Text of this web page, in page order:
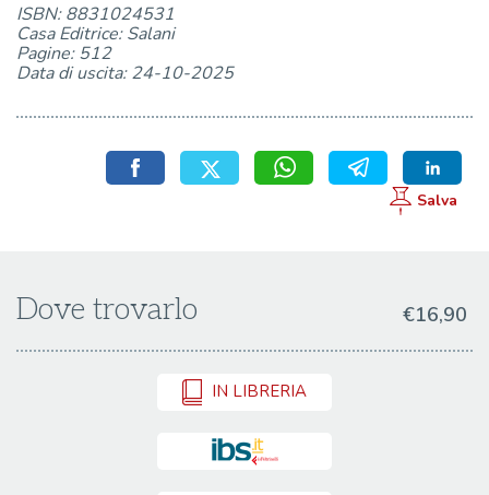
ISBN: 8831024531
Casa Editrice: Salani
Pagine: 512
Data di uscita: 24-10-2025
Dove trovarlo €16,90
IN LIBRERIA